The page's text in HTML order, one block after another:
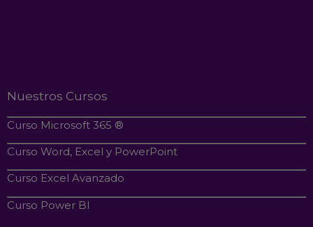
Nuestros Cursos
Curso Microsoft 365 ®
Curso Word, Excel y PowerPoint
Curso Excel Avanzado
Curso Power BI